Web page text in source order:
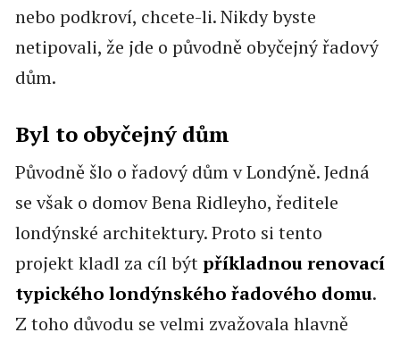
nebo podkroví, chcete-li. Nikdy byste
netipovali, že jde o původně obyčejný řadový
dům.
Byl to obyčejný dům
Původně šlo o řadový dům v Londýně. Jedná
se však o domov Bena Ridleyho, ředitele
londýnské architektury. Proto si tento
projekt kladl za cíl býtpříkladnou renovací
typického londýnského řadového domu.
Z toho důvodu se velmi zvažovala hlavně